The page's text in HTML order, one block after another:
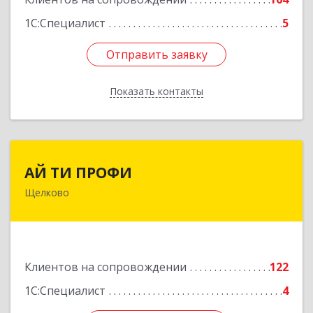
1С:Специалист
5
Отправить заявку
Показать контакты
Отправить заявку
Назад
АЙ ТИ ПРОФИ
Щелково
Клиентов на сопровождении
122
1С:Специалист
4